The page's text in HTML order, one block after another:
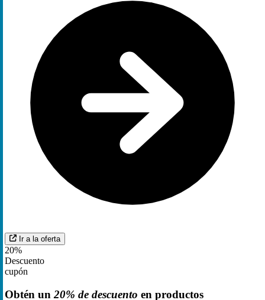
Ir a la oferta
20%
Descuento
cupón
Obtén un 20% de descuento en productos